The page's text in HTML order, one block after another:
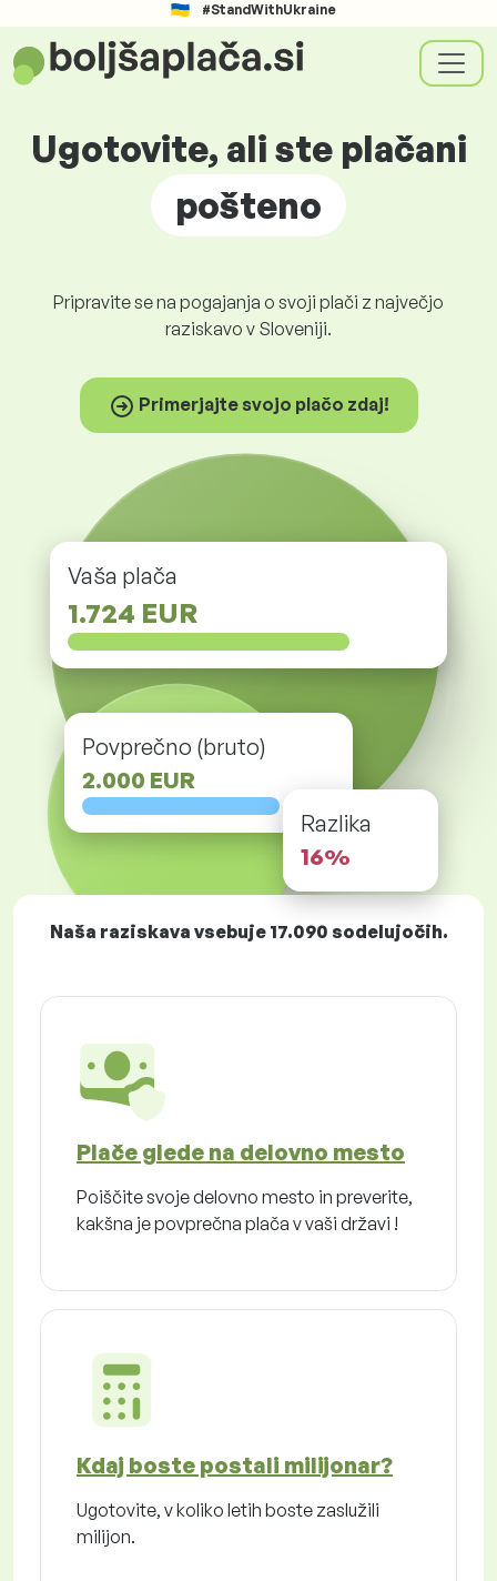
#StandWithUkraine
Ugotovite, ali ste plačani
pošteno
Pripravite se na pogajanja o svoji plači z največjo
raziskavo v Sloveniji.
Primerjajte svojo plačo zdaj!
Vaša plača
1.724 EUR
Povprečno (bruto)
2.000 EUR
Razlika
16%
Naša raziskava vsebuje 17.090 sodelujočih.
Plače glede na delovno mesto
Poiščite svoje delovno mesto in preverite,
kakšna je povprečna plača v vaši državi !
Kdaj boste postali milijonar?
Ugotovite, v koliko letih boste zaslužili
milijon.